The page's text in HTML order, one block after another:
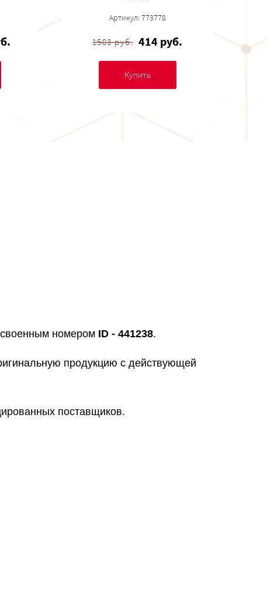
Артикул: 773778
1503 руб. 414 руб.
Купить
номером ID - 441238.
продукцию с действующей
поставщиков.